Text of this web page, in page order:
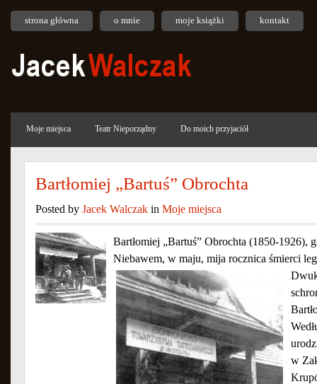
strona główna o mnie moje książki kontakt
Moje miejsca Teatr Nieporządny Do moich przyjaciół
Bartłomiej „Bartuś” Obrochta
Posted by Jacek Walczak in Moje miejsca
Bartłomiej „Bartuś” Obrochta (1850-1926),
Niebawem, w maju, mija rocznica śmierci
w